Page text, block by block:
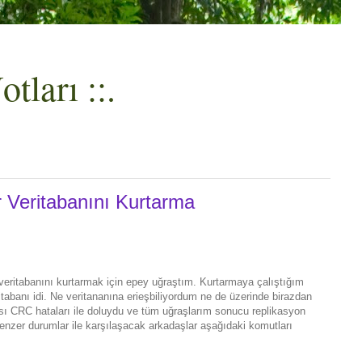
::.
Kurtarma
kurtarmak için epey uğraştım. Kurtarmaya çalıştığım
idi. Ne veritananına erieşbiliyordum ne de üzerinde birazdan
CRC hataları ile doluydu ve tüm uğraşlarım sonucu replikasyon
durumlar ile karşılaşacak arkadaşlar aşağıdaki komutları